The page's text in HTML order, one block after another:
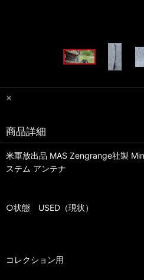
×
商品詳細
米軍放出品 MAS Zengrange社製
ステム アンテナ
○状態 USED（現状）
コレクション用